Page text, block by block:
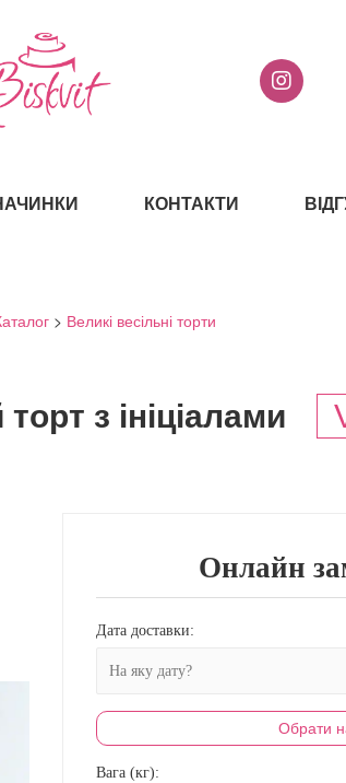
КОНТАКТИ
> Великі весільні торти
з ініціалами
Онлайн
Дата доставки:
Обрати
Вага (кг):